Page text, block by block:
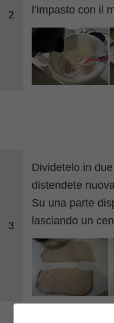
2
l’impasto con il
3
Dividetelo in
distendete
Su una parte
lasciando un